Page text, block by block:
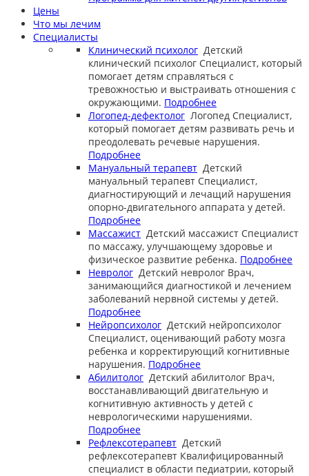
Цены
Что мы лечим
Специалисты
Клинический психолог Детский
клинический психолог Специалист, который
помогает детям справляться с
тревожностью и выстраивать отношения с
окружающими. Подробнее
Логопед-дефектолог Логопед Специалист,
который помогает детям развивать речь и
преодолевать речевые нарушения.
Подробнее
Мануальный терапевт Детский
мануальный терапевт Специалист,
диагностирующий и лечащий нарушения
опорно-двигательного аппарата у детей.
Подробнее
Массажист Детский массажист Специалист
по массажу, улучшающему здоровье и
физическое развитие ребенка. Подробнее
Невролог Детский невролог Врач,
занимающийся диагностикой и лечением
заболеваний нервной системы у детей.
Подробнее
Нейропсихолог Детский нейропсихолог
Специалист, оценивающий работу мозга
ребенка и корректирующий когнитивные
нарушения. Подробнее
Абилитолог Детский абилитолог Врач,
восстанавливающий двигательную и
когнитивную активность у детей с
неврологическими нарушениями.
Подробнее
Рефлексотерапевт Детский
рефлексотерапевт Квалифицированный
специалист в области педиатрии, который